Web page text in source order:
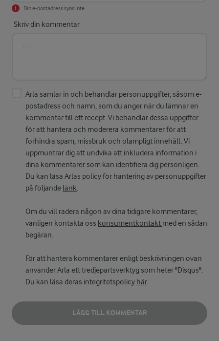
Din e-postadress syns inte
Skriv din kommentar
Arla samlar in och behandlar personuppgifter, såsom e-
postadress och namn, som du anger när du lämnar en
kommentar till ett recept. Vi behandlar dessa uppgifter
för att hantera och moderera kommentarer för att
förhindra spam, missbruk och olämpligt innehåll. Vi
uppmuntrar dig att undvika att inkludera information i
dina kommentarer som kan identifiera dig personligen.
Du kan läsa Arlas policy för hantering av personuppgifter
på följande länk.
Om du vill radera någon av dina tidigare kommentarer,
vänligen kontakta oss konsumentkontakt med en sådan
begäran.
För att hantera kommentarer enligt beskrivningen ovan
använder Arla ett tredjepartsverktyg som heter "Disqus".
Du kan läsa deras integritetspolicy här.
LÄGG TILL KOMMENTAR